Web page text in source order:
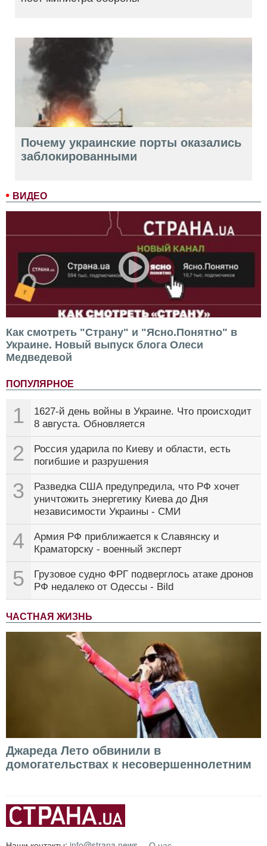
ВИДЕО
Как смотреть "Страну" и "Ясно.Понятно" в
Украине. Новый выпуск блога Олеси
Медведевой
ПОПУЛЯРНОЕ
1
1627-й день войны в Украине. Что происходит
8 августа. Обновляется
2
Россия ударила по Киеву и области, есть
погибшие и разрушения
3
Разведка США предупредила, что РФ хочет
уничтожить энергетику Киева до Дня
независимости Украины - СМИ
4
Армия РФ приближается к Славянску и
Краматорску - военный эксперт
5
Грузовое судно ФРГ подверглось атаке дронов
РФ недалеко от Одессы - Bild
ЧАСТНАЯ ЖИЗНЬ
Джареда Лето обвинили в
домогательствах к несовершеннолетним
Почему украинские порты оказались
заблокированными